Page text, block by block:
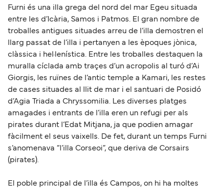
Furni és una illa grega del nord del mar Egeu situada
entre les d’Icària, Samos i Patmos. El gran nombre de
troballes antigues situades arreu de l’illa demostren el
llarg passat de l’illa i pertanyen a les èpoques jònica,
clàssica i hel·lenística. Entre les troballes destaquen la
muralla cíclada amb traçes d’un acropolis al turó d’Ai
Giorgis, les ruïnes de l’antic temple a Kamari, les restes
de cases situades al llit de mar i el santuari de Posidó
d’Agia Triada a Chryssomilia. Les diverses platges
amagades i entrants de l’illa eren un refugi per als
pirates durant l’Edat Mitjana, ja que podien amagar
fàcilment el seus vaixells. De fet, durant un temps Furni
s’anomenava “l’illa Corseoi”, que deriva de Corsairs
(pirates).
El poble principal de l’illa és Campos, on hi ha moltes